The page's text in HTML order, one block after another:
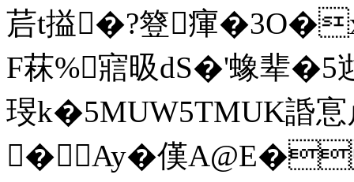
茩t搤�?簦瘒
F菻%寣昅dS�'蟓辈
琝k�5MUW5TMUK諙
�Ay�傼A@E� >